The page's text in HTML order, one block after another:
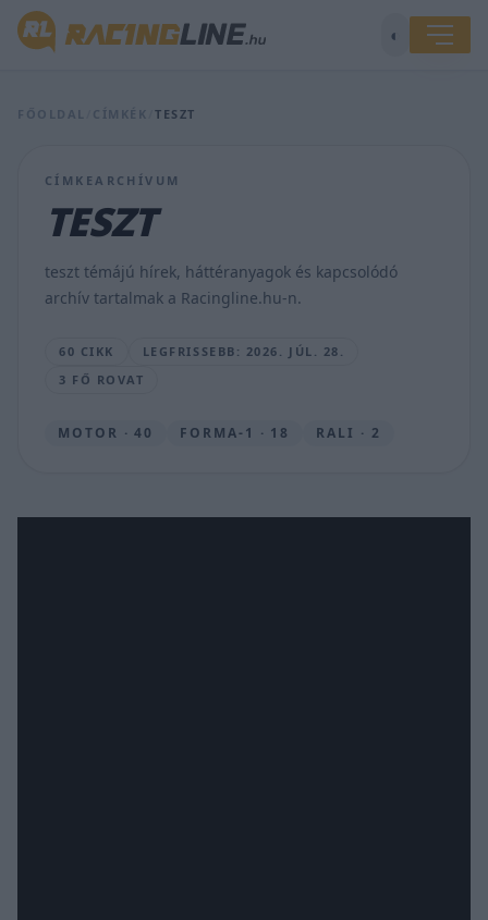
◐
FŐOLDAL CÍMKÉK /TESZT
CÍMKEARCHÍVUM
TESZT
teszt témájú hírek, háttéranyagok és kapcsolódó
archív tartalmak a Racingline.hu-n.
60 CIKK
LEGFRISSEBB: 2026. JÚL. 28.
3 FŐ ROVAT
MOTOR · 40 FORMA-1 · 18 RALI · 2
már
véget
ér
a
nyári
szünete
2026.